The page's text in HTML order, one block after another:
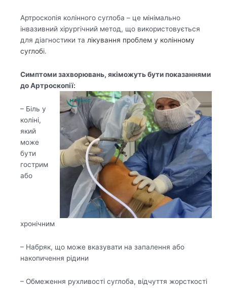
Артроскопія колінного суглоба – це мінімально
інвазивний хірургічний метод, що використовується
для діагностики та лікування проблем у колінному
суглобі.
Симптоми захворювань, якіможуть бути показаннями
до Артроскопії:
– Біль у
коліні,
який
може
бути
гострим
або
хронічним
– Набряк, що може вказувати на запалення або
накопичення рідини
– Обмеження рухливості суглоба, відчуття жорсткості